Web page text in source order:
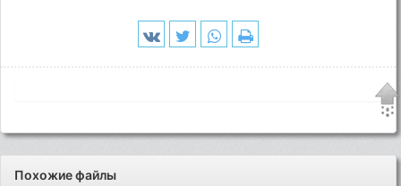
Похожие файлы